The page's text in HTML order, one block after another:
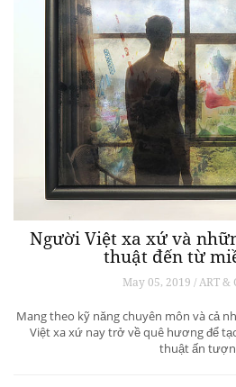
Người Việt xa xứ và
thuật đến từ
May 05, 2019 / ART &
Mang theo kỹ năng chuyên môn và cả
Việt xa xứ nay trở về quê hương để
thuật ấn